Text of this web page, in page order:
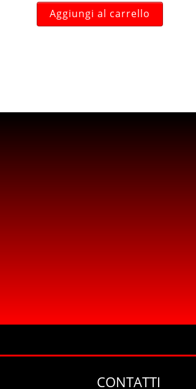
Aggiungi al carrello
CONTATTI